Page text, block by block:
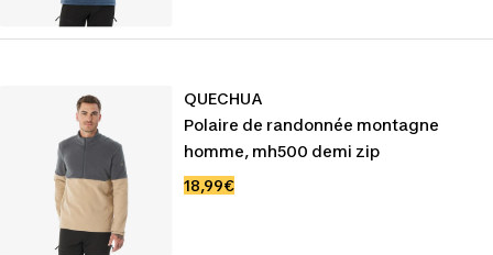
QUECHUA
Polaire de randonnée montagne
homme, mh500 demi zip
Prix
18,99€